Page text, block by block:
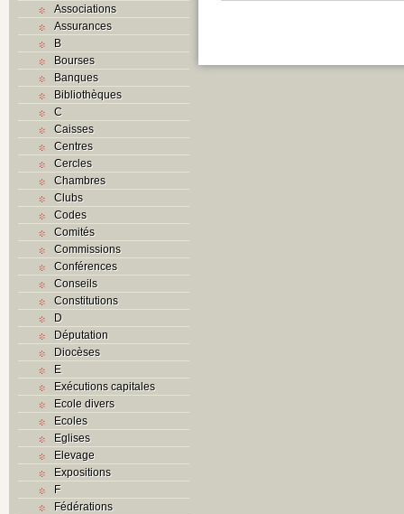
Associations
Assurances
B
Bourses
Banques
Bibliothèques
C
Caisses
Centres
Cercles
Chambres
Clubs
Codes
Comités
Commissions
Conférences
Conseils
Constitutions
D
Députation
Diocèses
E
Exécutions capitales
Ecole divers
Ecoles
Eglises
Elevage
Expositions
F
Fédérations